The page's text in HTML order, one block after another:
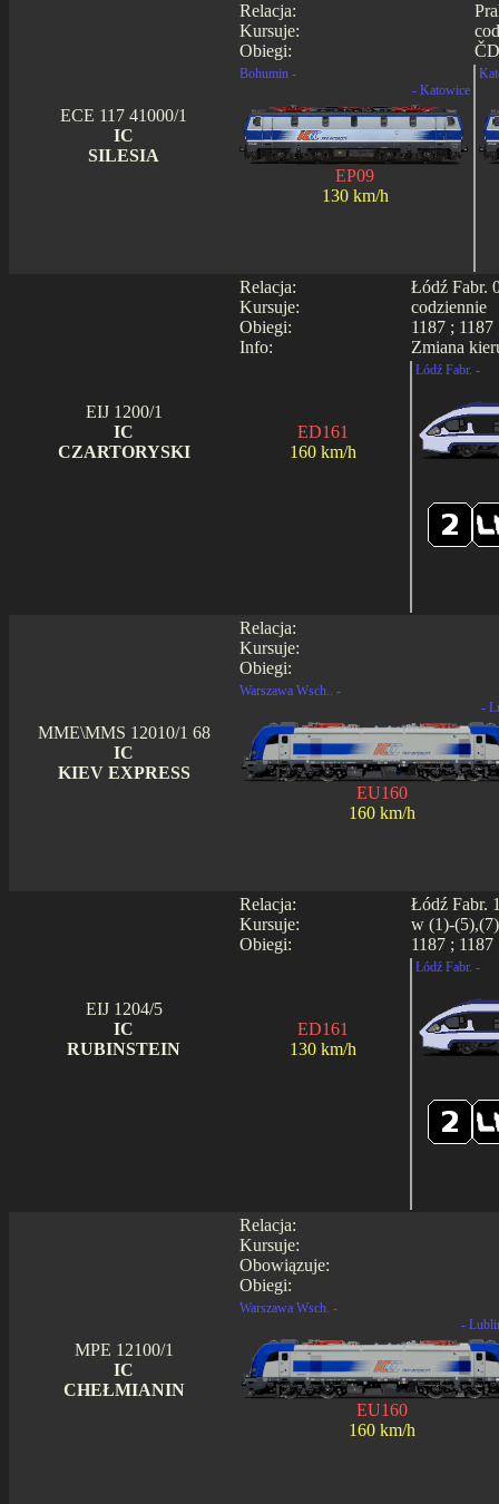
Relacja:
Kursuje:
Obiegi:
ECE 117 41000/1
IC
SILESIA
Bohumin -
- Katowice
EP09
130 km/h
Relacja:
Kursuje:
Obiegi:
Info:
Łódź Fabr.
codziennie
1187 ; 1187
Zmiana
EIJ 1200/1
IC
CZARTORYSKI
ED161
160 km/h
Łódź Fabr. -
Relacja:
Kursuje:
Obiegi:
MME\MMS 12010/1 68
IC
KIEV EXPRESS
Warszawa Wsch.. -
-
EU160
160 km/h
Relacja:
Kursuje:
Obiegi:
Łódź Fabr.
w (1)-
1187 ; 1187
EIJ 1204/5
IC
RUBINSTEIN
ED161
130 km/h
Łódź Fabr. -
Relacja:
Kursuje:
Obowiązuje:
Obiegi:
MPE 12100/1
IC
CHEŁMIANIN
Warszawa Wsch. -
-
EU160
160 km/h